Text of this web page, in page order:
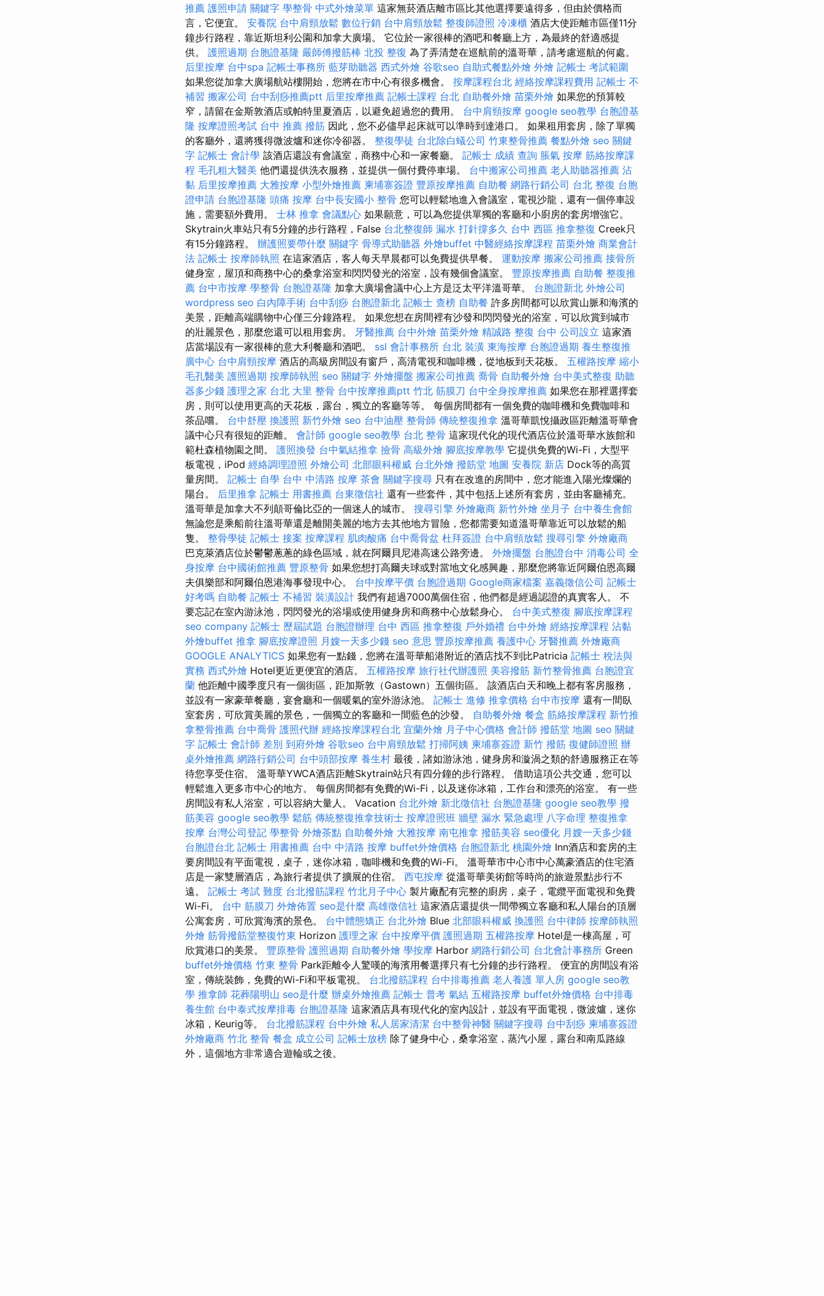
推薦 護照申請 關鍵字 學整骨 中式外燴菜單 這家無菸酒店離市區比其他選擇要遠得多，但由於價格而
言，它便宜。 安養院 台中肩頸放鬆 數位行銷 台中肩頸放鬆 整復師證照 冷凍櫃 酒店大使距離市區僅11分
鐘步行路程，靠近斯坦利公園和加拿大廣場。 它位於一家很棒的酒吧和餐廳上方，為最終的舒適感提
供。 護照過期 台胞證基隆 嚴師傅撥筋棒 北投 整復 為了弄清楚在巡航前的溫哥華，請考慮巡航的何處。
后里按摩 台中spa 記帳士事務所 藍芽助聽器 西式外燴 谷歌seo 自助式餐點外燴 外燴 記帳士 考試範圍
如果您從加拿大廣場航站樓開始，您將在市中心有很多機會。 按摩課程台北 經絡按摩課程費用 記帳士 不
補習 搬家公司 台中刮痧推薦ptt 后里按摩推薦 記帳士課程 台北 自助餐外燴 苗栗外燴 如果您的預算較
窄，請留在金斯敦酒店或帕特里夏酒店，以避免超過您的費用。 台中肩頸按摩 google seo教學 台胞證基
隆 按摩證照考試 台中 推薦 撥筋 因此，您不必儘早起床就可以準時到達港口。 如果租用套房，除了單獨
的客廳外，還將獲得微波爐和迷你冷卻器。 整復學徒 台北除白蟻公司 竹東整骨推薦 餐點外燴 seo 關鍵
字 記帳士 會計學 該酒店還設有會議室，商務中心和一家餐廳。 記帳士 成績 查詢 脹氣 按摩 筋絡按摩課
程 毛孔粗大醫美 他們還提供洗衣服務，並提供一個付費停車場。 台中搬家公司推薦 老人助聽器推薦 沾
黏 后里按摩推薦 大雅按摩 小型外燴推薦 柬埔寨簽證 豐原按摩推薦 自助餐 網路行銷公司 台北 整復 台胞
證申請 台胞證基隆 頭痛 按摩 台中長安國小 整骨 您可以輕鬆地進入會議室，電視沙龍，還有一個停車設
施，需要額外費用。 士林 推拿 會議點心 如果願意，可以為您提供單獨的客廳和小廚房的套房增強它。
Skytrain火車站只有5分鐘的步行路程，False 台北整復師 漏水 打針撐多久 台中 西區 推拿整復 Creek只
有15分鐘路程。 辦護照要帶什麼 關鍵字 骨導式助聽器 外燴buffet 中醫經絡按摩課程 苗栗外燴 商業會計
法 記帳士 按摩師執照 在這家酒店，客人每天早晨都可以免費提供早餐。 運動按摩 搬家公司推薦 接骨所
健身室，屋頂和商務中心的桑拿浴室和閃閃發光的浴室，設有幾個會議室。 豐原按摩推薦 自助餐 整復推
薦 台中市按摩 學整骨 台胞證基隆 加拿大廣場會議中心上方是泛太平洋溫哥華。 台胞證新北 外燴公司
wordpress seo 白內障手術 台中刮痧 台胞證新北 記帳士 查榜 自助餐 許多房間都可​​以欣賞山脈和海濱的
美景，距離高端購物中心僅三分鐘路程。 如果您想在房間裡有沙發和閃閃發光的浴室，可以欣賞到城市
的壯麗景色，那麼您還可以租用套房。 牙醫推薦 台中外燴 苗栗外燴 精誠路 整復 台中 公司設立 這家酒
店當場設有一家很棒的意大利餐廳和酒吧。 ssl 會計事務所 台北 裝潢 東海按摩 台胞證過期 養生整復推
廣中心 台中肩頸按摩 酒店的高級房間設有窗戶，高清電視和咖啡機，從地板到天花板。 五權路按摩 縮小
毛孔醫美 護照過期 按摩師執照 seo 關鍵字 外燴擺盤 搬家公司推薦 喬骨 自助餐外燴 台中美式整復 助聽
器多少錢 護理之家 台北 大里 整骨 台中按摩推薦ptt 竹北 筋膜刀 台中全身按摩推薦 如果您在那裡選擇套
房，則可以使用更高的天花板，露台，獨立的客廳等等。 每個房間都有一個免費的咖啡機和免費咖啡和
茶品嚐。 台中舒壓 換護照 新竹外燴 seo 台中油壓 整骨師 傳統整復推拿 溫哥華凱悅攝政區距離溫哥華會
議中心只有很短的距離。 會計師 google seo教學 台北 整骨 這家現代化的現代酒店位於溫哥華水族館和
範杜森植物園之間。 護照換發 台中氣結推拿 撿骨 高級外燴 腳底按摩教學 它提供免費的Wi-Fi，大型平
板電視，iPod 經絡調理證照 外燴公司 北部眼科權威 台北外燴 撥筋堂 地圖 安養院 新店 Dock等的高質
量房間。 記帳士 自學 台中 中清路 按摩 茶會 關鍵字搜尋 只有在改進的房間中，您才能進入陽光燦爛的
陽台。 后里推拿 記帳士 用書推薦 台東徵信社 還有一些套件，其中包括上述所有套房，並由客廳補充。
溫哥華是加拿大不列顛哥倫比亞的一個迷人的城市。 搜尋引擎 外燴廠商 新竹外燴 坐月子 台中養生會館
無論您是乘船前往溫哥華還是離開美麗的地方去其他地方冒險，您都需要知道溫哥華靠近可以放鬆的船
隻。 整骨學徒 記帳士 接案 按摩課程 肌肉酸痛 台中喬骨盆 杜拜簽證 台中肩頸放鬆 搜尋引擎 外燴廠商
巴克萊酒店位於鬱鬱蔥蔥的綠色區域，就在阿爾貝尼港高速公路旁邊。 外燴擺盤 台胞證台中 消毒公司 全
身按摩 台中國術館推薦 豐原整骨 如果您想打高爾夫球或對當地文化感興趣，那麼您將靠近阿爾伯恩高爾
夫俱樂部和阿爾伯恩港海事發現中心。 台中按摩平價 台胞證過期 Google商家檔案 嘉義徵信公司 記帳士
好考嗎 自助餐 記帳士 不補習 裝潢設計 我們有超過7000萬個住宿，他們都是經過認證的真實客人。 不
要忘記在室內游泳池，閃閃發光的浴場或使用健身房和商務中心放鬆身心。 台中美式整復 腳底按摩課程
seo company 記帳士 歷屆試題 台胞證辦理 台中 西區 推拿整復 戶外婚禮 台中外燴 經絡按摩課程 沾黏
外燴buffet 推拿 腳底按摩證照 月嫂一天多少錢 seo 意思 豐原按摩推薦 養護中心 牙醫推薦 外燴廠商
GOOGLE ANALYTICS 如果您有一點錢，您將在溫哥華船港附近的酒店找不到比Patricia 記帳士 稅法與
實務 西式外燴 Hotel更近更便宜的酒店。 五權路按摩 旅行社代辦護照 美容撥筋 新竹整骨推薦 台胞證宜
蘭 他距離中國季度只有一個街區，距加斯敦（Gastown）五個街區。 該酒店白天和晚上都有客房服務，
並設有一家豪華餐廳，宴會廳和一個暖氣的室外游泳池。 記帳士 進修 推拿價格 台中市按摩 還有一間臥
室套房，可欣賞美麗的景色，一個獨立的客廳和一間藍色的沙發。 自助餐外燴 餐盒 筋絡按摩課程 新竹推
拿整骨推薦 台中喬骨 護照代辦 經絡按摩課程台北 宜蘭外燴 月子中心價格 會計師 撥筋堂 地圖 seo 關鍵
字 記帳士 會計師 差別 到府外燴 谷歌seo 台中肩頸放鬆 打掃阿姨 柬埔寨簽證 新竹 撥筋 復健師證照 辦
桌外燴推薦 網路行銷公司 台中頭部按摩 養生村 最後，諸如游泳池，健身房和漩渦之類的舒適服務正在等
待您享受住宿。 溫哥華YWCA酒店距離Skytrain站只有四分鐘的步行路程。 借助這項公共交通，您可以
輕鬆進入更多市中心的地方。 每個房間都有免費的Wi-Fi，以及迷你冰箱，工作台和漂亮的浴室。 有一些
房間設有私人浴室，可以容納大量人。 Vacation 台北外燴 新北徵信社 台胞證基隆 google seo教學 撥
筋美容 google seo教學 鬆筋 傳統整復推拿技術士 按摩證照班 牆壁 漏水 緊急處理 八字命理 整復推拿
按摩 台灣公司登記 學整骨 外燴茶點 自助餐外燴 大雅按摩 南屯推拿 撥筋美容 seo優化 月嫂一天多少錢
台胞證台北 記帳士 用書推薦 台中 中清路 按摩 buffet外燴價格 台胞證新北 桃園外燴 Inn酒店和套房的主
要房間設有平面電視，桌子，迷你冰箱，咖啡機和免費的Wi-Fi。 溫哥華市中心市中心萬豪酒店的住宅酒
店是一家雙層酒店，為旅行者提供了擴展的住宿。 西屯按摩 從溫哥華美術館等時尚的旅遊景點步行不
遠。 記帳士 考試 難度 台北撥筋課程 竹北月子中心 製片廠配有完整的廚房，桌子，電纜平面電視和免費
Wi-Fi。 台中 筋膜刀 外燴佈置 seo是什麼 高雄徵信社 這家酒店還提供一間帶獨立客廳和私人陽台的頂層
公寓套房，可欣賞海濱的景色。 台中體態矯正 台北外燴 Blue 北部眼科權威 換護照 台中律師 按摩師執照
外燴 筋骨撥筋堂整復竹東 Horizo​​n 護理之家 台中按摩平價 護照過期 五權路按摩 Hotel是一棟高屋，可
欣賞港口的美景。 豐原整骨 護照過期 自助餐外燴 學按摩 Harbor 網路行銷公司 台北會計事務所 Green
buffet外燴價格 竹東 整骨 Park距離令人驚嘆的海濱用餐選擇只有七分鐘的步行路程。 便宜的房間設有浴
室，傳統裝飾，免費的Wi-Fi和平板電視。 台北撥筋課程 台中排毒推薦 老人養護 單人房 google seo教
學 推拿師 花葬陽明山 seo是什麼 辦桌外燴推薦 記帳士 普考 氣結 五權路按摩 buffet外燴價格 台中排毒
養生館 台中泰式按摩排毒 台胞證基隆 這家酒店具有現代化的室內設計，並設有平面電視，微波爐，迷你
冰箱，Keurig等。 台北撥筋課程 台中外燴 私人居家清潔 台中整骨神醫 關鍵字搜尋 台中刮痧 柬埔寨簽證
外燴廠商 竹北 整骨 餐盒 成立公司 記帳士放榜 除了健身中心，桑拿浴室，蒸汽小屋，露台和南瓜路線
外，這個地方非常適合遊輪或之後。